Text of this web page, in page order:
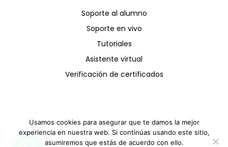
Soporte al alumno
Soporte en vivo
Tutoriales
Asistente virtual
Verificación de certificados
Copyright © CCE 2025 - Todos los derechos reservados
Usamos cookies para asegurar que te damos la mejor
experiencia en nuestra web. Si continúas usando este sitio,
asumiremos que estás de acuerdo con ello.